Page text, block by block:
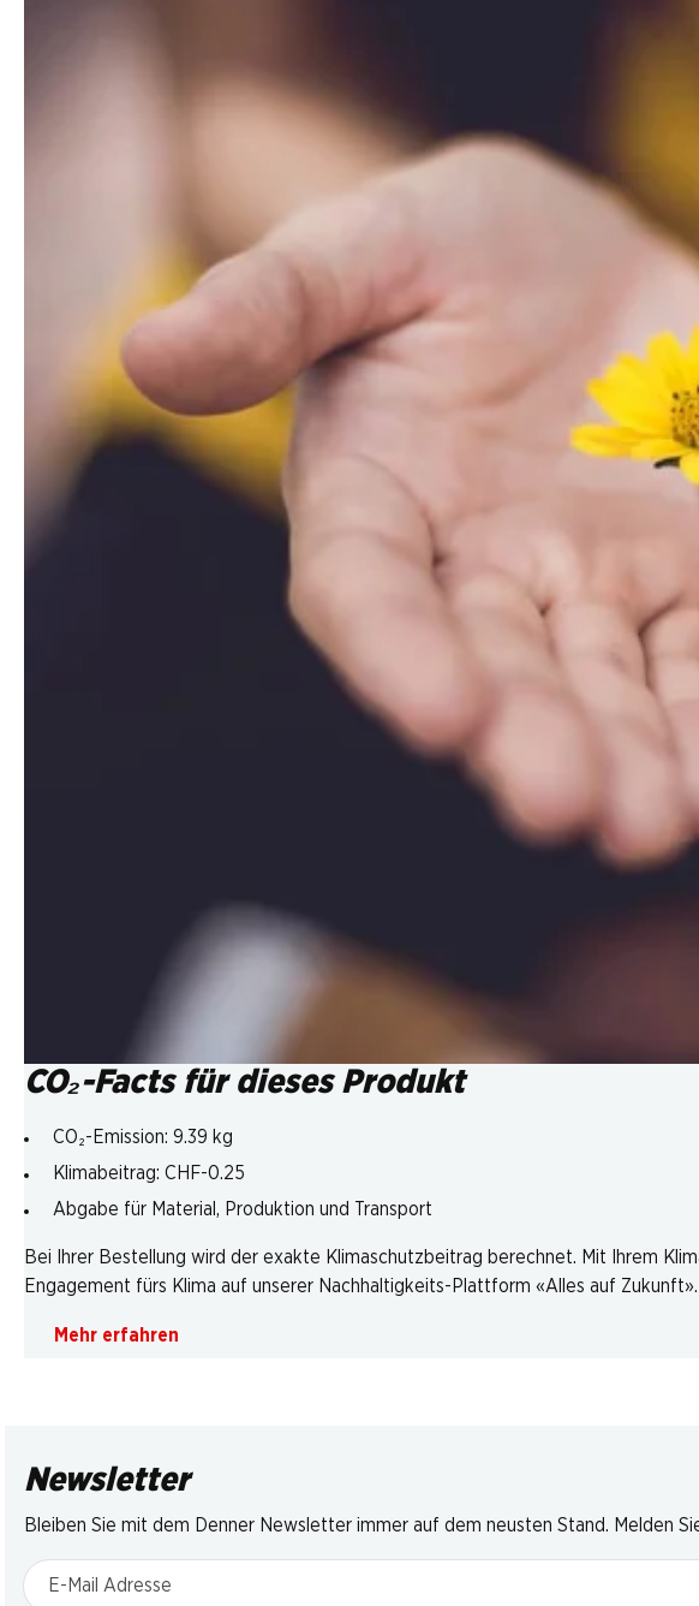
CO₂-Facts für dieses Produkt
CO₂-Emission: 9.39 kg
Klimabeitrag: CHF-0.25
Abgabe für Material, Produktion und Transport
Bei Ihrer Bestellung wird der exakte Klimaschutzbeitrag berechnet. Mit Ihrem
Engagement fürs Klima auf unserer Nachhaltigkeits-Plattform «Alles auf Zukunft».
Mehr erfahren
Newsletter
Bleiben Sie mit dem Denner Newsletter immer auf dem neusten Stand. Melden
E-Mail Adresse